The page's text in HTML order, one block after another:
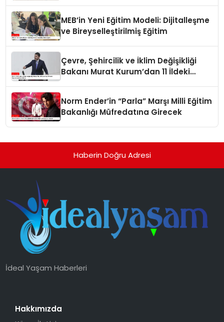
MEB’in Yeni Eğitim Modeli: Dijitalleşme
ve Bireyselleştirilmiş Eğitim
Çevre, Şehircilik ve İklim Değişikliği
Bakanı Murat Kurum’dan 11 İldeki
Norm Ender’in “Parla” Marşı Milli Eğitim
Bakanlığı Müfredatına Girecek
Haberin Doğru Adresi
İdeal Yaşam Haberleri
Hakkımızda